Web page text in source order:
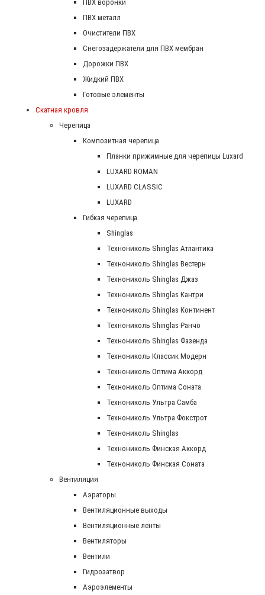
ПВХ воронки
ПВХ металл
Очистители ПВХ
Снегозадержатели для ПВХ мембран
Дорожки ПВХ
Жидкий ПВХ
Готовые элементы
Скатная кровля
Черепица
Композитная черепица
Планки прижимные для черепицы Luxard
LUXARD ROMAN
LUXARD CLASSIC
LUXARD
Гибкая черепица
Shinglas
Технониколь Shinglas Атлантика
Технониколь Shinglas Вестерн
Технониколь Shinglas Джаз
Технониколь Shinglas Кантри
Технониколь Shinglas Континент
Технониколь Shinglas Ранчо
Технониколь Shinglas Фазенда
Технониколь Классик Модерн
Технониколь Оптима Аккорд
Технониколь Оптима Соната
Технониколь Ультра Самба
Технониколь Ультра Фокстрот
Технониколь Shinglas
Технониколь Финская Аккорд
Технониколь Финская Соната
Вентиляция
Аэраторы
Вентиляционные выходы
Вентиляционные ленты
Вентиляторы
Вентили
Гидрозатвор
Аэроэлементы